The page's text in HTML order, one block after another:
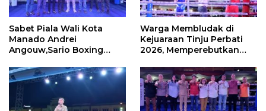
Sabet Piala Wali Kota
Manado Andrei
Angouw,Sario Boxing
Perbati 2026
Warga Membludak di
Kejuaraan Tinju Perbati
2026, Memperebutkan